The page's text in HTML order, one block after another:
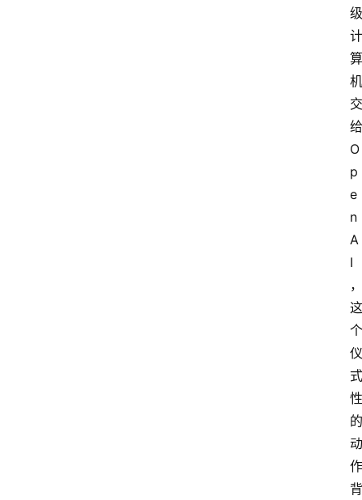
级
计
算
机
交
给
O
p
e
n
A
I
，
这
个
仪
式
性
的
动
作
背